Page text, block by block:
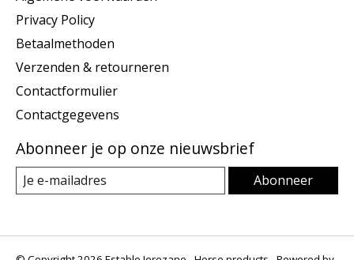
Privacy Policy
Betaalmethoden
Verzenden & retourneren
Contactformulier
Contactgegevens
Abonneer je op onze nieuwsbrief
Abonneer